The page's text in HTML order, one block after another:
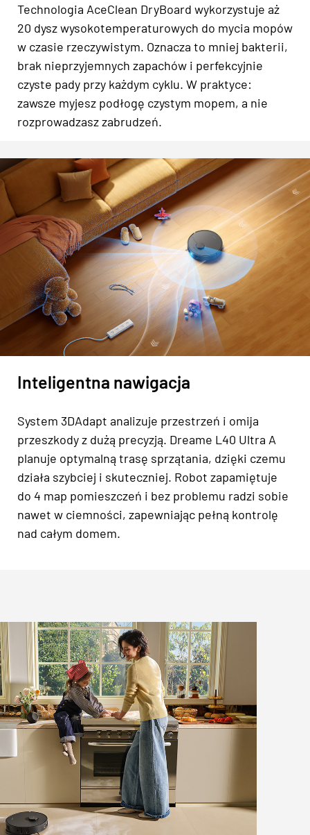
Technologia AceClean DryBoard wykorzystuje aż
20 dysz wysokotemperaturowych do mycia mopów
w czasie rzeczywistym. Oznacza to mniej bakterii,
brak nieprzyjemnych zapachów i perfekcyjnie
czyste pady przy każdym cyklu. W praktyce:
zawsze myjesz podłogę czystym mopem, a nie
rozprowadzasz zabrudzeń.
Inteligentna nawigacja
System 3DAdapt analizuje przestrzeń i omija
przeszkody z dużą precyzją. Dreame L40 Ultra A
planuje optymalną trasę sprzątania, dzięki czemu
działa szybciej i skuteczniej. Robot zapamiętuje
do 4 map pomieszczeń i bez problemu radzi sobie
nawet w ciemności, zapewniając pełną kontrolę
nad całym domem.